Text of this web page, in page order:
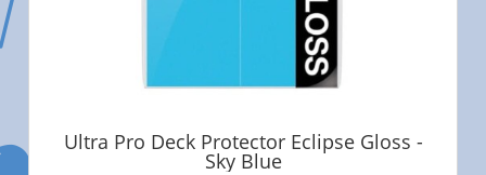
Ultra Pro Deck Protector Eclipse Gloss -
Sky Blue